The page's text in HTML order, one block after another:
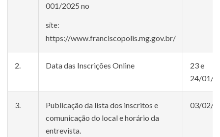
001/2025 no
site:
https://www.franciscopolis.mg.gov.br/
2. Data das Inscrições Online
23 e
24/01/
3.
Publicação da lista dos inscritos e
comunicação do local e horário da
entrevista.
03/02/